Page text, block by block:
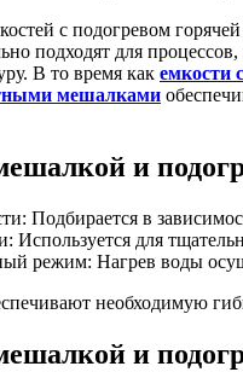
с подогревом
подходят для
В то время как емкости
мешалками
и
Подбирается в
Используется для
режим: Нагрев воды
необходимую
и